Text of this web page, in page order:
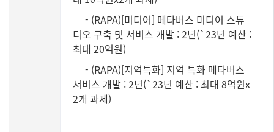
- (RAPA)[미디어] 메타버스 미디어 스튜
디오 구축 및 서비스 개발 : 2년(`23년 예산 :
최대 20억원)
- (RAPA)[지역특화] 지역 특화 메타버스
서비스 개발 : 2년(`23년 예산 : 최대 8억원x
2개 과제)